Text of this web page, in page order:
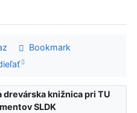
Bookmark
drevárska knižnica pri TU
SLDK